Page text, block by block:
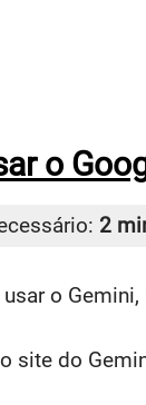
o
2
o
site do